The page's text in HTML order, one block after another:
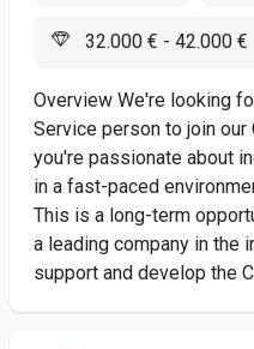
32.000 € - 42.000 €
Overview We're looking
Service person to join
you're passionate about
in a fast-paced
This is a long-term
a leading company in the
support and develop the